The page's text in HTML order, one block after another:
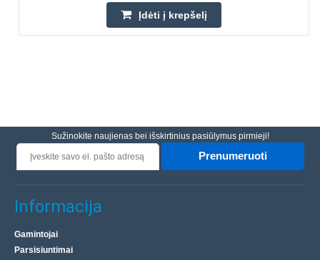
Įdėti į krepšelį
Sužinokite naujienas bei išskirtinius pasiūlymus pirmieji!
Prenumeruoti
Informacija
Gamintojai
Parsisiuntimai